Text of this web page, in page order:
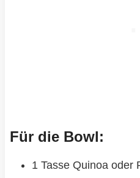
Für die Bowl:
1 Tasse Quinoa oder